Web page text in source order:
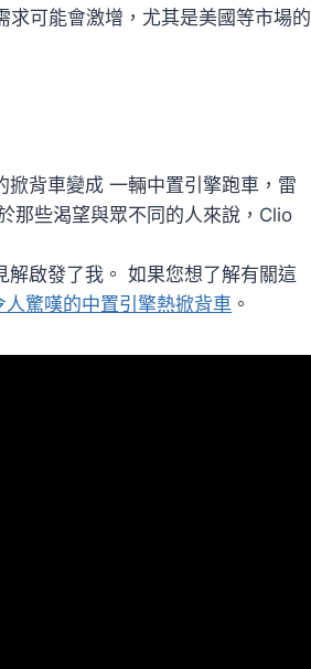
可能會激增，尤其是美國等市場的
背車變成 一輛中置引擎跑車，雷
那些渴望與眾不同的人來說，Clio
啟發了我。 如果您想了解有關這
驚嘆的中置引擎熱掀背車 。